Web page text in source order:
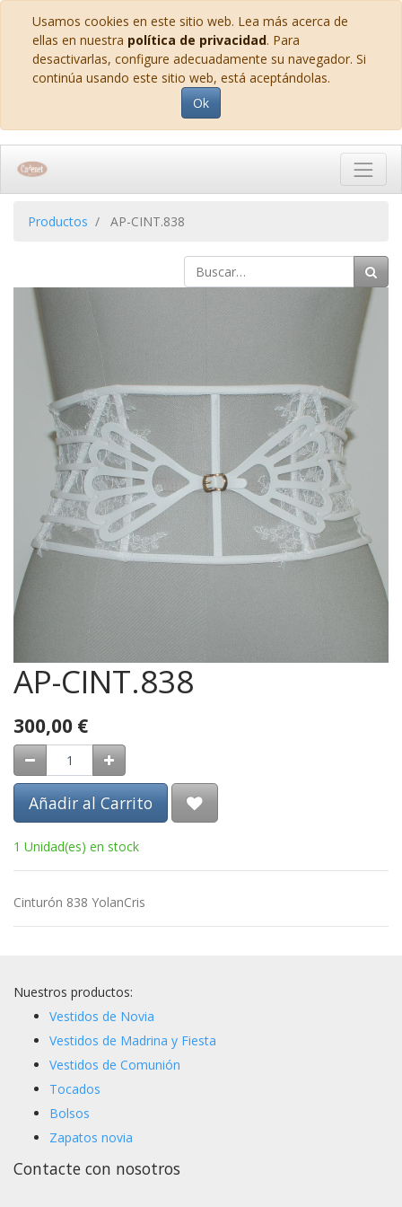
Usamos cookies en este sitio web. Lea más acerca de
ellas en nuestra política de privacidad. Para
desactivarlas, configure adecuadamente su navegador. Si
continúa usando este sitio web, está aceptándolas.
Ok
Productos AP-CINT.838
AP-CINT.838
300,00 €
Añadir al Carrito
1 Unidad(es) en stock
Cinturón 838 YolanCris
Nuestros productos:
Vestidos de Novia
Vestidos de Madrina y Fiesta
Vestidos de Comunión
Tocados
Bolsos
Zapatos novia
Contacte con nosotros